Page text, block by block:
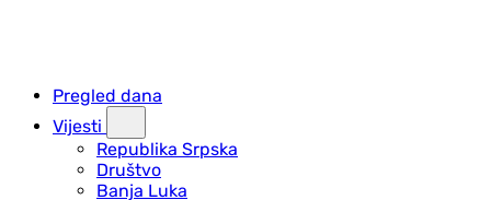
Pregled dana
Vijesti
Republika Srpska
Društvo
Banja Luka